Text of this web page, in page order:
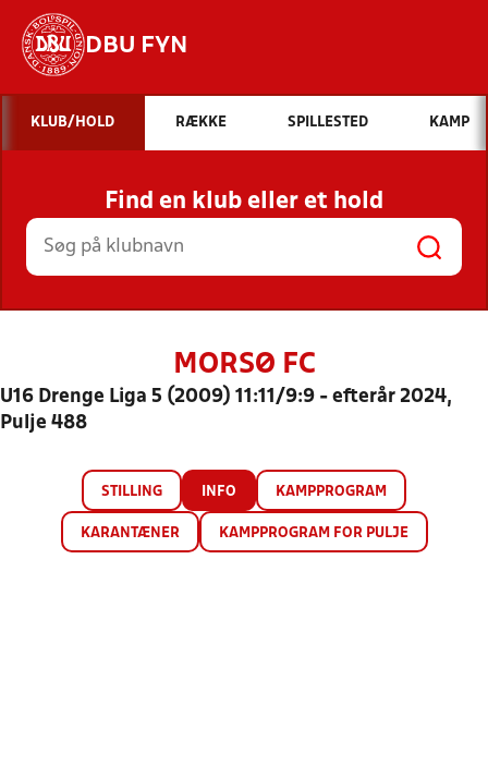
DBU FYN
Hvad vil du søge efter?
INDHOLD OG NYHEDER
STILLINGER, RESULTATER, KLUBBER OG
HOLD
KLUB/HOLD RÆKKE SPILLESTED KAMP
Find en klub eller et hold
MORSØ FC
U16 Drenge Liga 5 (2009) 11:11/9:9 - efterår 2024,
Pulje 488
STILLING INFO KAMPPROGRAM
KARANTÆNER KAMPPROGRAM FOR PULJE